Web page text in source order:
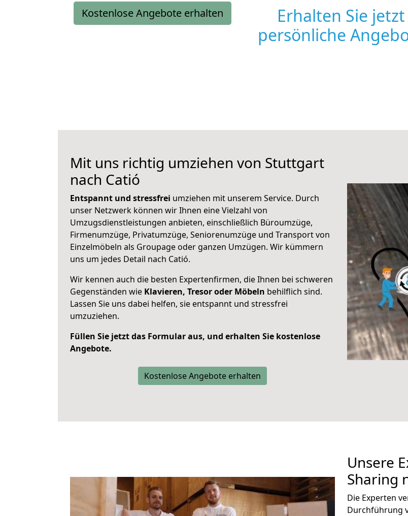
Kostenlose Angebote erhalten
Erhalten Sie jetzt
persönliche
Mit uns richtig umziehen von Stuttgart
nach Catió
Entspannt und stressfrei umziehen mit unserem Service. Durch
unser Netzwerk können wir Ihnen eine Vielzahl von
Umzugsdienstleistungen anbieten, einschließlich Büroumzüge,
Firmenumzüge, Privatumzüge, Seniorenumzüge und Transport von
Einzelmöbeln als Groupage oder ganzen Umzügen. Wir kümmern
uns um jedes Detail nach Catió.
Wir kennen auch die besten Expertenfirmen, die Ihnen bei schweren
Gegenständen wie Klavieren, Tresor oder Möbeln behilflich sind.
Lassen Sie uns dabei helfen, sie entspannt und stressfrei
umzuziehen.
Füllen Sie jetzt das Formular aus, und erhalten Sie kostenlose
Angebote.
Kostenlose Angebote erhalten
Unsere
Sharing
Die Experten
Durchführung